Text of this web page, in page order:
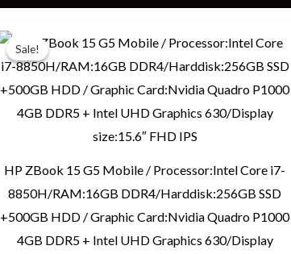
Sale!
Sale!
HP ZBook 15 G5 Mobile / Processor:Intel Core i7-
8850H/RAM:16GB DDR4/Harddisk:256GB SSD
+500GB HDD / Graphic Card:Nvidia Quadro P1000
4GB DDR5 + Intel UHD Graphics 630/Display
price
EGP21,750.
price
EGP20,500.